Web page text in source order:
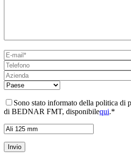
Sono stato informato della politica di
di BEDNAR FMT, disponibilequi.*